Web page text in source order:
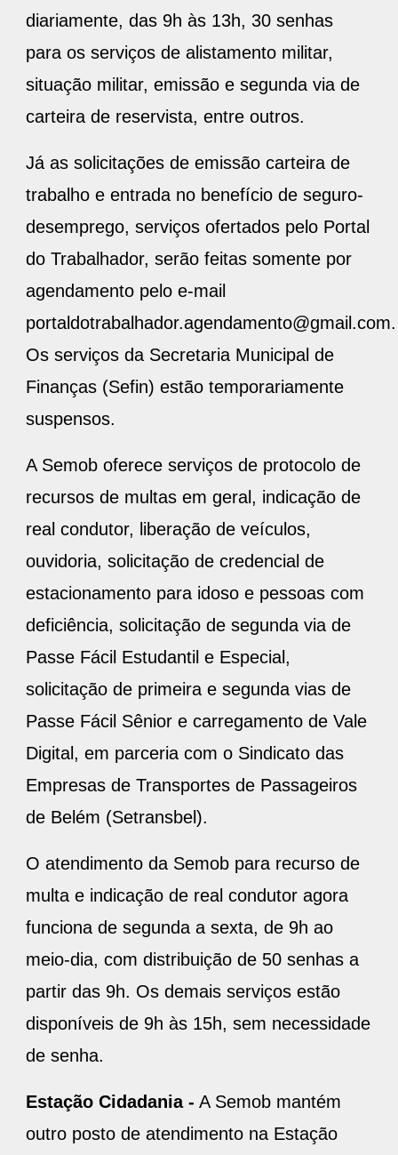
diariamente, das 9h às 13h, 30 senhas
para os serviços de alistamento militar,
situação militar, emissão e segunda via de
carteira de reservista, entre outros.
Já as solicitações de emissão carteira de
trabalho e entrada no benefício de seguro-
desemprego, serviços ofertados pelo Portal
do Trabalhador, serão feitas somente por
agendamento pelo e-mail
portaldotrabalhador.agendamento@gmail.com.
Os serviços da Secretaria Municipal de
Finanças (Sefin) estão temporariamente
suspensos.
A Semob oferece serviços de protocolo de
recursos de multas em geral, indicação de
real condutor, liberação de veículos,
ouvidoria, solicitação de credencial de
estacionamento para idoso e pessoas com
deficiência, solicitação de segunda via de
Passe Fácil Estudantil e Especial,
solicitação de primeira e segunda vias de
Passe Fácil Sênior e carregamento de Vale
Digital, em parceria com o Sindicato das
Empresas de Transportes de Passageiros
de Belém (Setransbel).
O atendimento da Semob para recurso de
multa e indicação de real condutor agora
funciona de segunda a sexta, de 9h ao
meio-dia, com distribuição de 50 senhas a
partir das 9h. Os demais serviços estão
disponíveis de 9h às 15h, sem necessidade
de senha.
Estação Cidadania - A Semob mantém
outro posto de atendimento na Estação